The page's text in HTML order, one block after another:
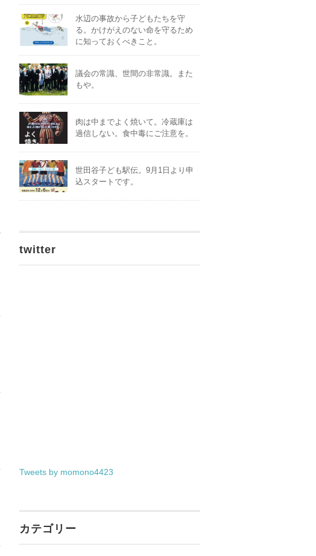
水辺の事故から子どもたちを守
る。かけがえのない命を守るため
に知っておくべきこと。
議会の常識、世間の非常識。また
もや。
肉は中までよく焼いて。冷蔵庫は
過信しない。食中毒にご注意を。
世田谷子ども駅伝。9月1日より申
込スタートです。
twitter
Tweets by momono4423
カテゴリー